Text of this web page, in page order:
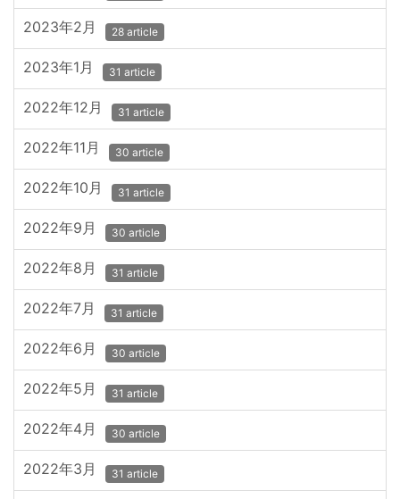
2023年2月 28 article
2023年1月 31 article
2022年12月 31 article
2022年11月 30 article
2022年10月 31 article
2022年9月 30 article
2022年8月 31 article
2022年7月 31 article
2022年6月 30 article
2022年5月 31 article
2022年4月 30 article
2022年3月 31 article